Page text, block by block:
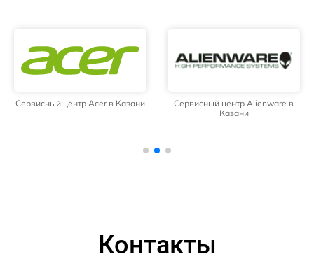
Сервисный центр Acer в Казани
Сервисный центр Alienware в
Казани
Контакты